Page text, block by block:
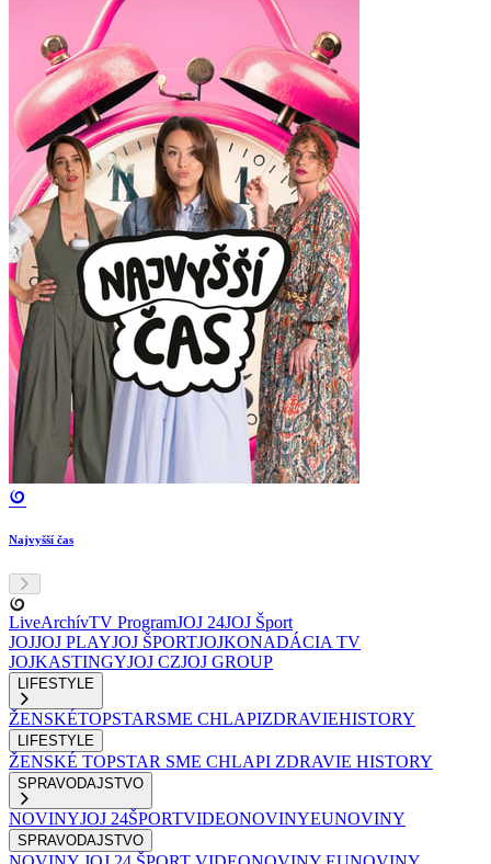
Najvyšší čas
LiveArchívTV ProgramJOJ 24JOJ Šport
JOJJOJ PLAYJOJ ŠPORTJOJKONADÁCIA TV
JOJKASTINGYJOJ CZJOJ GROUP
LIFESTYLE
ŽENSKÉTOPSTARSME CHLAPIZDRAVIEHISTORY
LIFESTYLE
ŽENSKÉ TOPSTAR SME CHLAPI ZDRAVIE HISTORY
SPRAVODAJSTVO
NOVINYJOJ 24ŠPORTVIDEONOVINYEUNOVINY
SPRAVODAJSTVO